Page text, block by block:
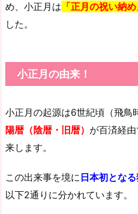
め、小正月は 「正月の祝い納め
した。
小正月の由来！
小正月の起源は6世紀頃（飛鳥
陽暦（陰暦・旧暦） が百済経
来します。
この出来事を境に 日本初とな
以下2通りに分かれています。